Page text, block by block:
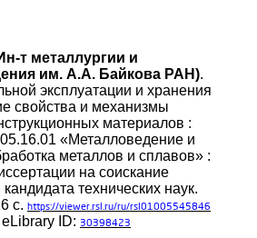
т металлургии и
им. А.А. Байкова РАН).
эксплуатации и хранения
свойства и механизмы
материалов :
«Металловедение и
металлов и сплавов» :
на соискание
технических наук.
с. https://viewer.rsl.ru/ru/rsl01005545846
ID: 30398423